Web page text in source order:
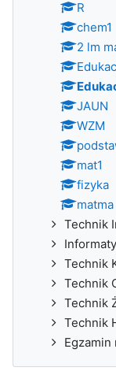
R
chem1
2 lm
JAUN
WZM
mat1
fizyka
matma
Technik
Technik
Technik
Technik
Technik
Egzamin